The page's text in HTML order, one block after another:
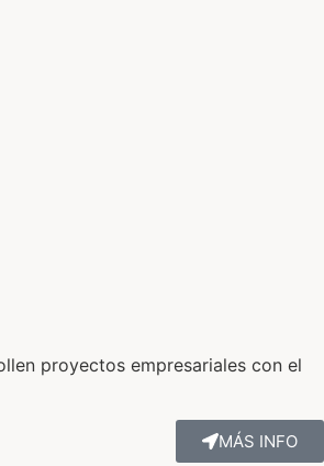
proyectos empresariales con el
MÁS INFO